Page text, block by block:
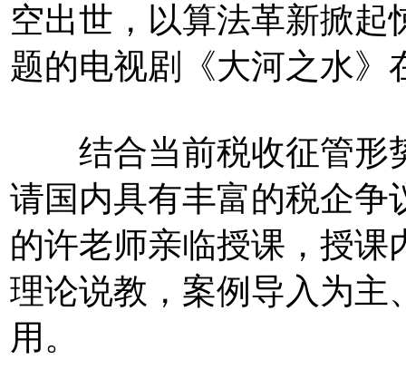
空出世，以算法革新掀
题的电视剧《大河之水》
结合当前税收征管形
请国内具有丰富的税企争
的许老师亲临授课，授课
理论说教，案例导入为主
用。